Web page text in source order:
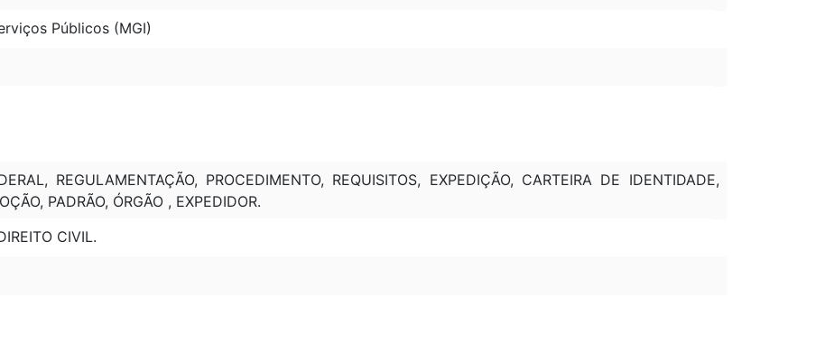
Públicos (MGI)
REGULAMENTAÇÃO, PROCEDIMENTO, REQUISITOS, EXPEDIÇÃO, CARTEIRA DE IDENTIDADE,
PADRÃO, ÓRGÃO , EXPEDIDOR.
CIVIL.